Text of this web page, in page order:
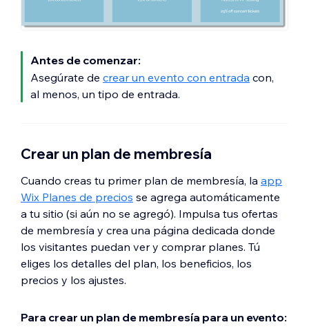
Antes de comenzar:
Asegúrate de crear un evento con entrada con,
al menos, un tipo de entrada.
Crear un plan de membresía
Cuando creas tu primer plan de membresía, la app
Wix Planes de precios se agrega automáticamente
a tu sitio (si aún no se agregó). Impulsa tus ofertas
de membresía y crea una página dedicada donde
los visitantes puedan ver y comprar planes. Tú
eliges los detalles del plan, los beneficios, los
precios y los ajustes.
Para crear un plan de membresía para un evento: